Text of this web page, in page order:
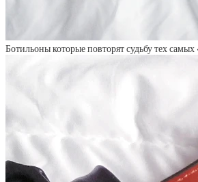
Ботильоны которые повторят судьбу тех